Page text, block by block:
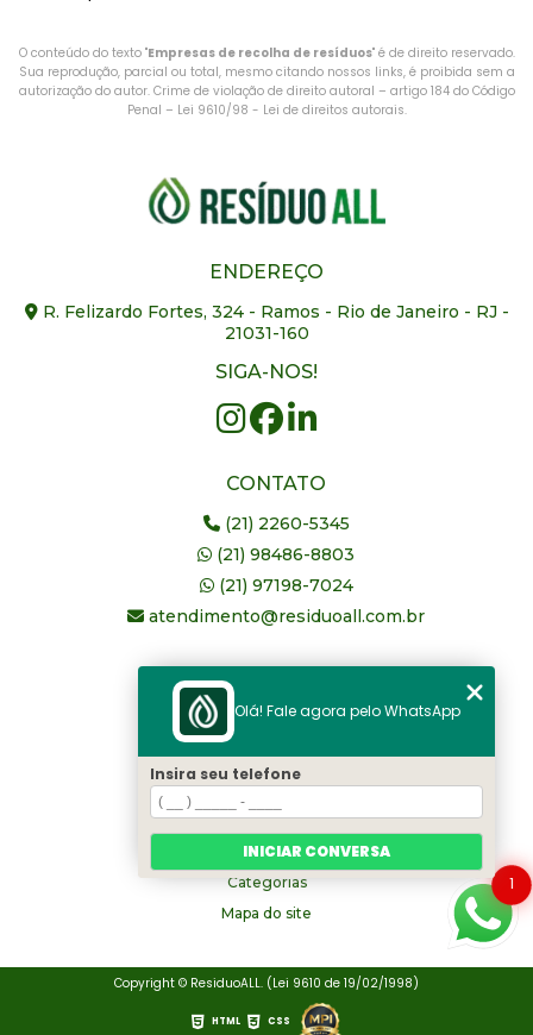
O conteúdo do texto "Empresas de recolha de resíduos" é de direito reservado.
Sua reprodução, parcial ou total, mesmo citando nossos links, é proibida sem a
autorização do autor. Crime de violação de direito autoral – artigo 184 do Código
Penal – Lei 9610/98 - Lei de direitos autorais.
ENDEREÇO
R. Felizardo Fortes, 324 - Ramos - Rio de Janeiro - RJ -
21031-160
SIGA-NOS!
CONTATO
(21) 2260-5345
(21) 98486-8803
(21) 97198-7024
atendimento@residuoall.com.br
Quem somos
serviços
Blog
Contato
Categorias
Mapa do site
Copyright © ResiduoALL. (Lei 9610 de 19/02/1998)
HTML CSS
1
Olá! Fale agora pelo WhatsApp
Insira seu telefone
INICIAR CONVERSA